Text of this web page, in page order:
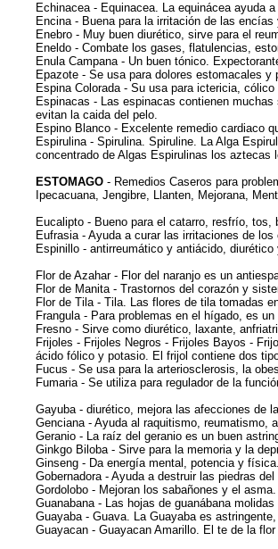
Echinacea - Equinacea. La equinácea ayuda
Encina - Buena para la irritación de las encías
Enebro - Muy buen diurético, sirve para el
Eneldo - Combate los gases, flatulencias,
Enula Campana - Un buen tónico.
Epazote - Se usa para dolores estomacales y
Espina Colorada - Su usa para ictericia,
Espinacas - Las espinacas contienen
evitan la caida del pelo.
Espino Blanco - Excelente remedio cardiaco
Espirulina - Spirulina. Spiruline. La Alga
concentrado de Algas Espirulinas los aztecas
ESTOMAGO - Remedios Caseros para
Ipecacuana, Jengibre, Llanten, Mejorana,
Eucalipto - Bueno para el catarro, resfrío, tos,
Eufrasia - Ayuda a curar las irritaciones de
Espinillo - antirreumático y antiácido,
Flor de Azahar - Flor del naranjo es un
Flor de Manita - Trastornos del corazón y
Flor de Tila - Tila. Las flores de tila tomadas
Frangula - Para problemas en el hígado, es
Fresno - Sirve como diurético, laxante,
Frijoles - Frijoles Negros - Frijoles Bayos -
ácido fólico y potasio. El frijol contiene dos
Fucus - Se usa para la arteriosclerosis, la
Fumaria - Se utiliza para regulador de la
Gayuba - diurético, mejora las afecciones de
Genciana - Ayuda al raquitismo, reumatismo,
Geranio - La raíz del geranio es un buen
Ginkgo Biloba - Sirve para la memoria y la
Ginseng - Da energía mental, potencia y física.
Gobernadora - Ayuda a destruir las piedras del
Gordolobo - Mejoran los sabañones y el
Guanabana - Las hojas de guanábana
Guayaba - Guava. La Guayaba es
Guayacan - Guayacan Amarillo. El te de la